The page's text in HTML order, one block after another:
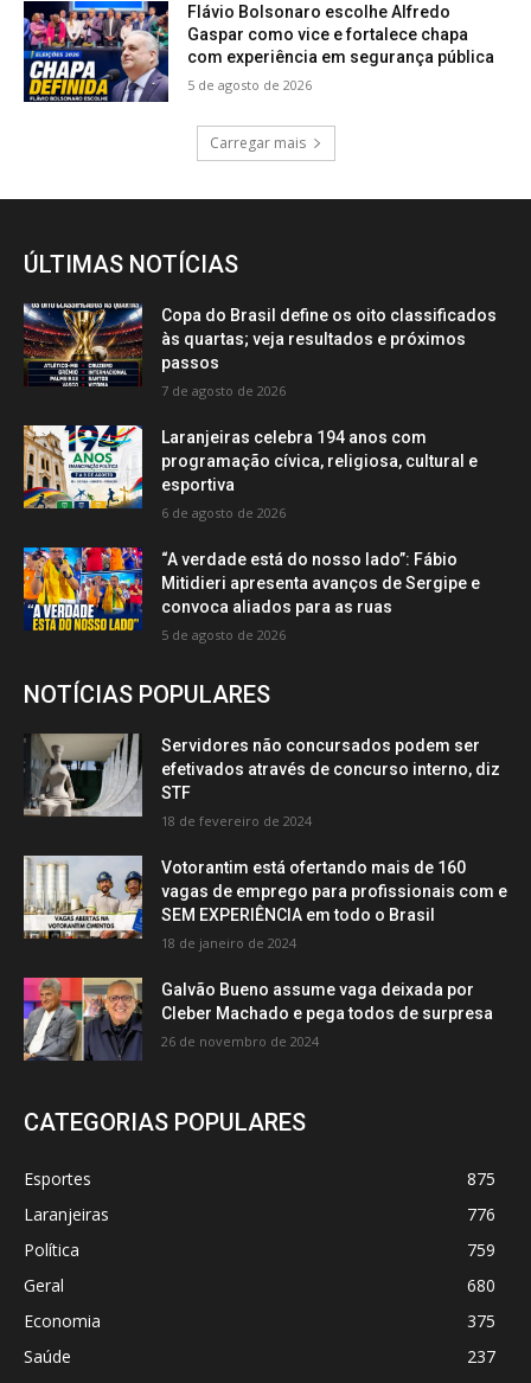
Flávio Bolsonaro escolhe Alfredo
Gaspar como vice e fortalece chapa
com experiência em segurança pública
5 de agosto de 2026
Carregar mais
ÚLTIMAS NOTÍCIAS
Copa do Brasil define os oito classificados
às quartas; veja resultados e próximos
passos
7 de agosto de 2026
Laranjeiras celebra 194 anos com
programação cívica, religiosa, cultural e
esportiva
6 de agosto de 2026
“A verdade está do nosso lado”: Fábio
Mitidieri apresenta avanços de Sergipe e
convoca aliados para as ruas
5 de agosto de 2026
NOTÍCIAS POPULARES
Servidores não concursados podem ser
efetivados através de concurso interno, diz
STF
18 de fevereiro de 2024
Votorantim está ofertando mais de 160
vagas de emprego para profissionais com e
SEM EXPERIÊNCIA em todo o Brasil
18 de janeiro de 2024
Galvão Bueno assume vaga deixada por
Cleber Machado e pega todos de surpresa
26 de novembro de 2024
CATEGORIAS POPULARES
Esportes
875
Laranjeiras
776
Política
759
Geral
680
Economia
375
Saúde
237